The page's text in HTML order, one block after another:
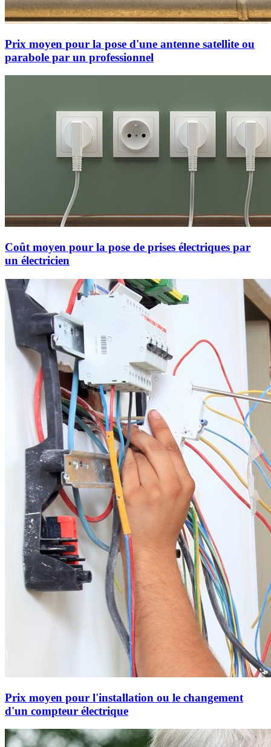
Prix moyen pour la pose d'une antenne satellite ou
parabole par un professionnel
Coût moyen pour la pose de prises électriques par
un électricien
Prix moyen pour l'installation ou le changement
d'un compteur électrique